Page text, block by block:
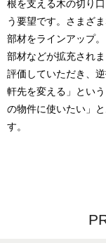
根を支える木の切り
う要望です。さまざ
部材をラインアップ
部材などが拡充され
評価していただき、
軒先を変える」とい
の物件に使いたい」
す。